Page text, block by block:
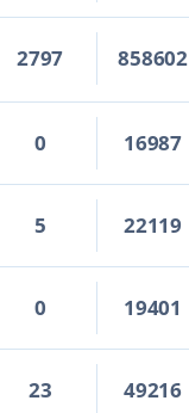
2797 858602
0 16987
5 22119
0 19401
23 49216